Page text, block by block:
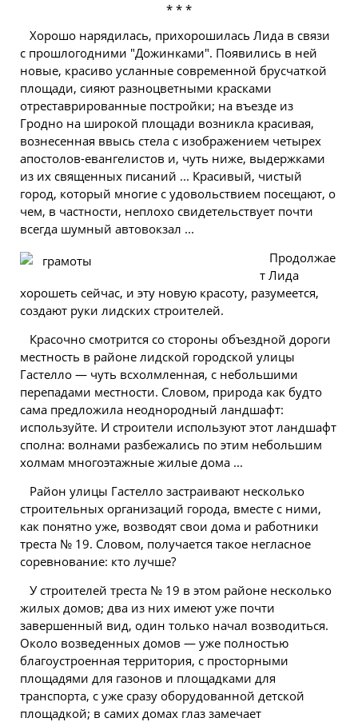
* * *
Хорошо нарядилась, прихорошилась Лида в связи
с прошлогодними "Дожинками". Появились в ней
новые, красиво усланные современной брусчаткой
площади, сияют разноцветными красками
отреставрированные постройки; на въезде из
Гродно на широкой площади возникла красивая,
вознесенная ввысь стела с изображением четырех
апостолов-евангелистов и, чуть ниже, выдержками
из их священных писаний ... Красивый, чистый
город, который многие с удовольствием посещают, о
чем, в частности, неплохо свидетельствует почти
всегда шумный автовокзал ...
Продолжае
т Лида
хорошеть сейчас, и эту новую красоту, разумеется,
создают руки лидских строителей.
Красочно смотрится со стороны объездной дороги
местность в районе лидской городской улицы
Гастелло — чуть всхолмленная, с небольшими
перепадами местности. Словом, природа как будто
сама предложила неоднородный ландшафт:
используйте. И строители используют этот ландшафт
сполна: волнами разбежались по этим небольшим
холмам многоэтажные жилые дома ...
Район улицы Гастелло застраивают несколько
строительных организаций города, вместе с ними,
как понятно уже, возводят свои дома и работники
треста № 19. Словом, получается такое негласное
соревнование: кто лучше?
У строителей треста № 19 в этом районе несколько
жилых домов; два из них имеют уже почти
завершенный вид, один только начал возводиться.
Около возведенных домов — уже полностью
благоустроенная территория, с просторными
площадями для газонов и площадками для
транспорта, с уже сразу оборудованной детской
площадкой; в самих домах глаз замечает